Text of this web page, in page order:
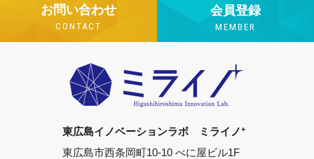
お問い合わせ
CONTACT
会員登録
MEMBER
東広島イノベーションラボ ミライノ+
東広島市西条岡町10-10 べに屋ビル1F